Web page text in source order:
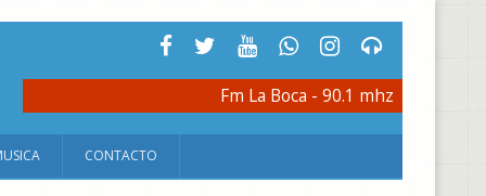
Fm La Boca - 90.1 mhz
CONTACTO